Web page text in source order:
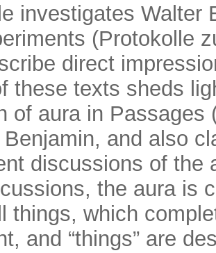
investigates Walter
(Protokolle
direct
these texts sheds
of aura in Passages
and also
discussions of the
the aura is
things, which
and “things” are